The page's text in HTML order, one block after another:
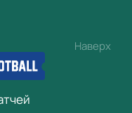
Наверх